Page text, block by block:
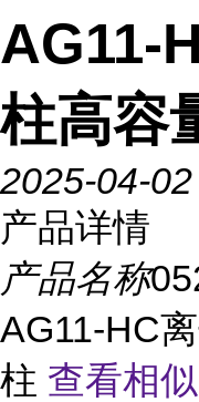
AG11-
柱高容
2025-04-02
产品详情
产品名称
AG11-HC
柱 查看相